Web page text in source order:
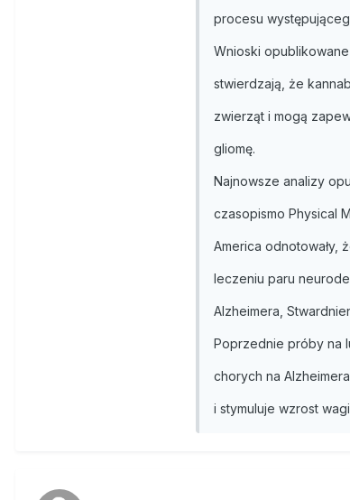
procesu
Wnioski
stwierdzają, że
zwierząt i mogą
gliomę.
Najnowsze analizy
czasopismo Physical
America odnotowały,
leczeniu paru
Alzheimera,
Poprzednie próby na
chorych na
i stymuluje wzrost